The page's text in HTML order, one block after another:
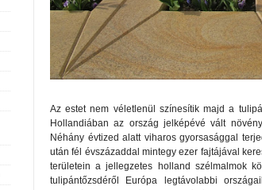
Az estet nem véletlenül színesítik majd a
Hollandiában az ország jelképévé vált
Néhány évtized alatt viharos gyorsasággal
után fél évszázaddal mintegy ezer fajtájával
területein a jellegzetes holland szélmalmok
tulipántőzsdéről Európa legtávolabbi